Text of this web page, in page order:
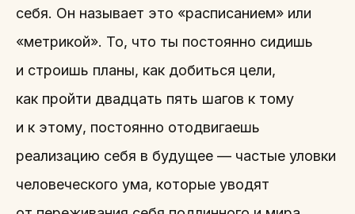
себя. Он называет это «расписанием» или
«метрикой». То, что ты постоянно сидишь
и строишь планы, как добиться цели,
как пройти двадцать пять шагов к тому
и к этому, постоянно отодвигаешь
реализацию себя в будущее — частые уловки
человеческого ума, которые уводят